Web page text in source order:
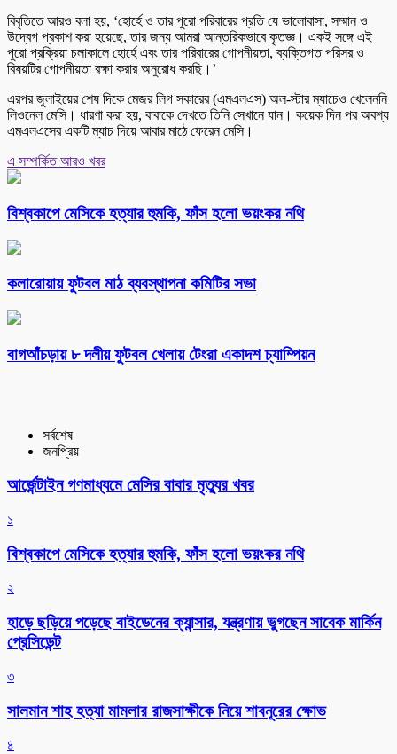
বিবৃতিতে আরও বলা হয়, ‘হোর্হে ও তার পুরো পরিবারের প্রতি যে ভালোবাসা, সম্মান ও
উদ্বেগ প্রকাশ করা হয়েছে, তার জন্য আমরা আন্তরিকভাবে কৃতজ্ঞ। একই সঙ্গে এই
পুরো প্রক্রিয়া চলাকালে হোর্হে এবং তার পরিবারের গোপনীয়তা, ব্যক্তিগত পরিসর ও
বিষয়টির গোপনীয়তা রক্ষা করার অনুরোধ করছি।’
এরপর জুলাইয়ের শেষ দিকে মেজর লিগ সকারের (এমএলএস) অল-স্টার ম্যাচেও খেলেননি
লিওনেল মেসি। ধারণা করা হয়, বাবাকে দেখতে তিনি সেখানে যান। কয়েক দিন পর অবশ্য
এমএলএসের একটি ম্যাচ দিয়ে আবার মাঠে ফেরেন মেসি।
এ সম্পর্কিত আরও খবর
বিশ্বকাপে মেসিকে হত্যার হুমকি, ফাঁস হলো ভয়ংকর নথি
কলারোয়ায় ফুটবল মাঠ ব্যবস্থাপনা কমিটির সভা
বাগআঁচড়ায় ৮ দলীয় ফুটবল খেলায় টেংরা একাদশ চ্যাম্পিয়ন
সর্বশেষ
জনপ্রিয়
আর্জেন্টাইন গণমাধ্যমে মেসির বাবার মৃত্যুর খবর
১
বিশ্বকাপে মেসিকে হত্যার হুমকি, ফাঁস হলো ভয়ংকর নথি
২
হাড়ে ছড়িয়ে পড়েছে বাইডেনের ক্যান্সার, যন্ত্রণায় ভুগছেন সাবেক মার্কিন
প্রেসিডেন্ট
৩
সালমান শাহ হত্যা মামলার রাজসাক্ষীকে নিয়ে শাবনূরের ক্ষোভ
৪